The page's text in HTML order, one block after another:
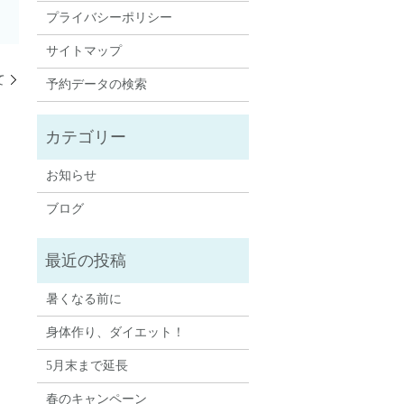
プライバシーポリシー
サイトマップ
予約データの検索
お知らせ
ブログ
暑くなる前に
身体作り、ダイエット！
5月末まで延長
春のキャンペーン